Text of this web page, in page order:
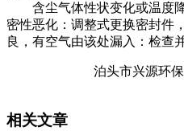
含尘气体性状变化或温度降
密性恶化：调整式更换密封件
良，有空气由该处漏入：检查
泊头市兴源环保机械厂
相关文章